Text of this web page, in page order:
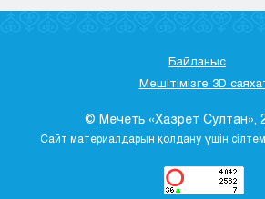
Байланыс
Мешітімізге 3D
© Мечеть «Хазрет Султан»,
Сайт материалдарын қолдану үшін